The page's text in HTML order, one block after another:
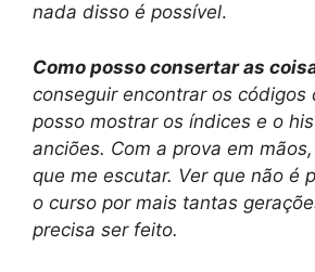
nada disso é possível.
Como posso consertar as
conseguir encontrar os códigos
posso mostrar os índices e o
anciões. Com a prova em
que me escutar. Ver que não é
o curso por mais tantas
precisa ser feito.